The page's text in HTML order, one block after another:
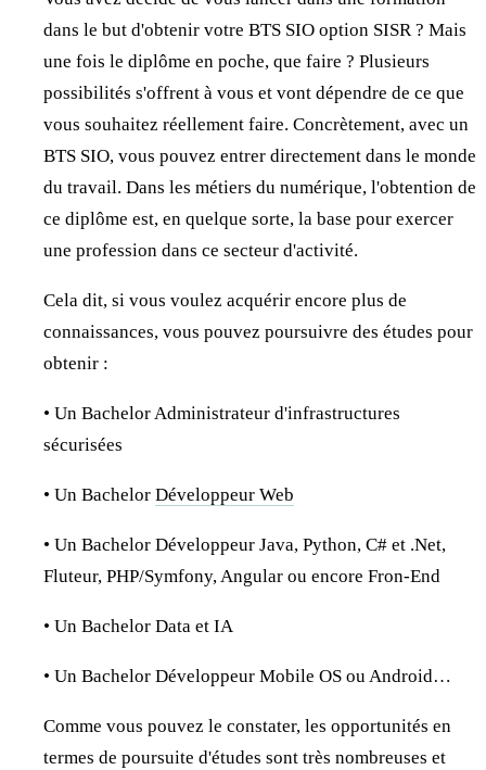
dans le but d'obtenir votre BTS SIO option SISR ? Mais
une fois le diplôme en poche, que faire ? Plusieurs
possibilités s'offrent à vous et vont dépendre de ce que
vous souhaitez réellement faire. Concrètement, avec un
BTS SIO, vous pouvez entrer directement dans le monde
du travail. Dans les métiers du numérique, l'obtention de
ce diplôme est, en quelque sorte, la base pour exercer
une profession dans ce secteur d'activité.
Cela dit, si vous voulez acquérir encore plus de
connaissances, vous pouvez poursuivre des études pour
obtenir :
• Un Bachelor Administrateur d'infrastructures
sécurisées
• Un Bachelor Développeur Web
• Un Bachelor Développeur Java, Python, C# et .Net,
Fluteur, PHP/Symfony, Angular ou encore Fron-End
• Un Bachelor Data et IA
• Un Bachelor Développeur Mobile OS ou Android…
Comme vous pouvez le constater, les opportunités en
termes de poursuite d'études sont très nombreuses et